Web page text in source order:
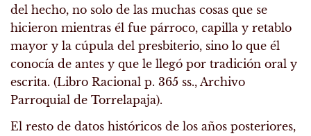
del hecho, no solo de las muchas cosas que se
hicieron mientras él fue párroco, capilla y retablo
mayor y la cúpula del presbiterio, sino lo que él
conocía de antes y que le llegó por tradición oral y
escrita. (Libro Racional p. 365 ss., Archivo
Parroquial de Torrelapaja).
El resto de datos históricos de los años posteriores,